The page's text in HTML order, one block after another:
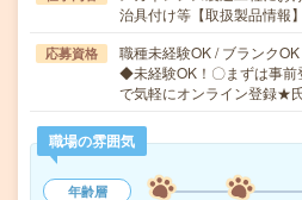
治具付け等【取扱製品情
応募資格
職種未経験OK / ブランク
◆未経験OK！〇まずは事前
で気軽にオンライン登録★
職場の雰囲気
年齢層